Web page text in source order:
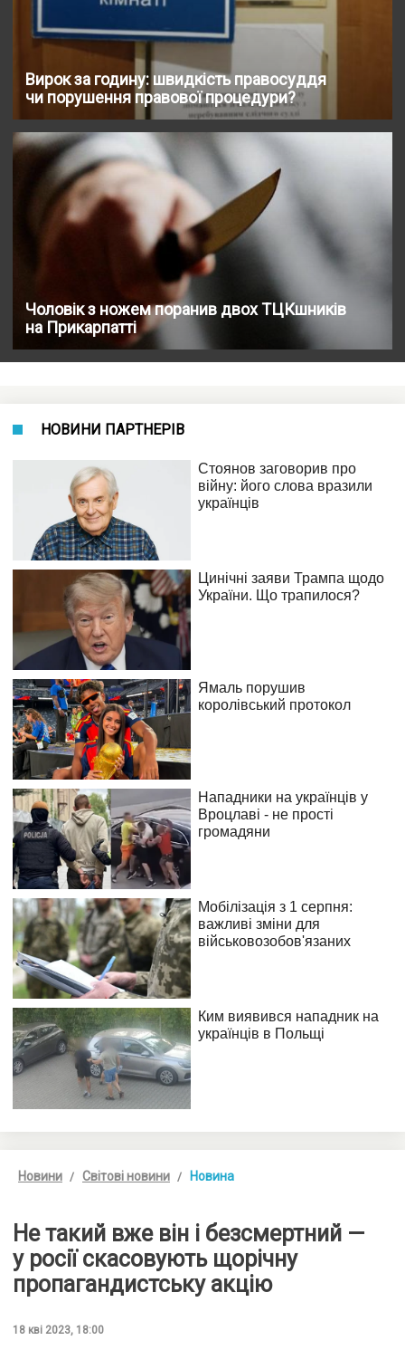
Вирок за годину: швидкість правосуддя
чи порушення правової процедури?
Чоловік з ножем поранив двох ТЦКшників
на Прикарпатті
НОВИНИ ПАРТНЕРІВ
Новини Світові новини Новина
Не такий вже він і безсмертний —
у росії скасовують щорічну
пропагандистську акцію
18 кві 2023, 18:00